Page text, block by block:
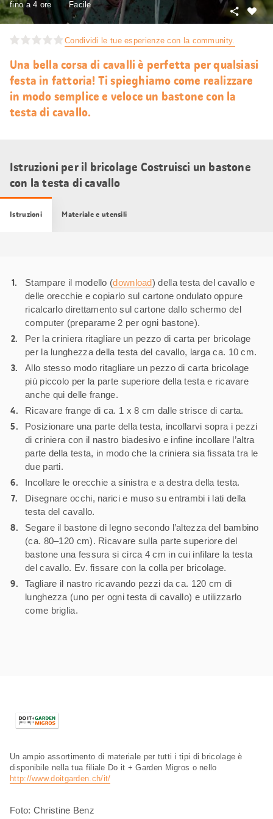
Condividi le tue esperienze con la community.
fino a 4 ore
Facile
Condividi
Una bella corsa di cavalli è perfetta per qualsiasi
festa in fattoria! Ti spieghiamo come realizzare
in modo semplice e veloce un bastone con la
testa di cavallo.
Istruzioni per il bricolage Costruisci un bastone
con la testa di cavallo
Istruzioni Materiale e utensili
Stampare il modello (download) della testa del cavallo e
delle orecchie e copiarlo sul cartone ondulato oppure
ricalcarlo direttamento sul cartone dallo schermo del
computer (prepararne 2 per ogni bastone).
Per la criniera ritagliare un pezzo di carta per bricolage
per la lunghezza della testa del cavallo, larga ca. 10 cm.
Allo stesso modo ritagliare un pezzo di carta bricolage
più piccolo per la parte superiore della testa e ricavare
anche qui delle frange.
Ricavare frange di ca. 1 x 8 cm dalle strisce di carta.
Posizionare una parte della testa, incollarvi sopra i pezzi
di criniera con il nastro biadesivo e infine incollare l’altra
parte della testa, in modo che la criniera sia fissata tra le
due parti.
Incollare le orecchie a sinistra e a destra della testa.
Disegnare occhi, narici e muso su entrambi i lati della
testa del cavallo.
Segare il bastone di legno secondo l’altezza del bambino
(ca. 80–120 cm). Ricavare sulla parte superiore del
bastone una fessura si circa 4 cm in cui infilare la testa
del cavallo. Ev. fissare con la colla per bricolage.
Tagliare il nastro ricavando pezzi da ca. 120 cm di
lunghezza (uno per ogni testa di cavallo) e utilizzarlo
come briglia.
Un ampio assortimento di materiale per tutti i tipi di bricolage è
disponibile nella tua filiale Do it + Garden Migros o nello
http://www.doitgarden.ch/it/
Foto: Christine Benz